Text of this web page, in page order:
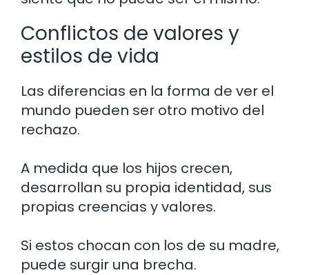
Conflictos de valores y
estilos de vida
Las diferencias en la forma de ver el
mundo pueden ser otro motivo del
rechazo.
A medida que los hijos crecen,
desarrollan su propia identidad, sus
propias creencias y valores.
Si estos chocan con los de su madre,
puede surgir una brecha.